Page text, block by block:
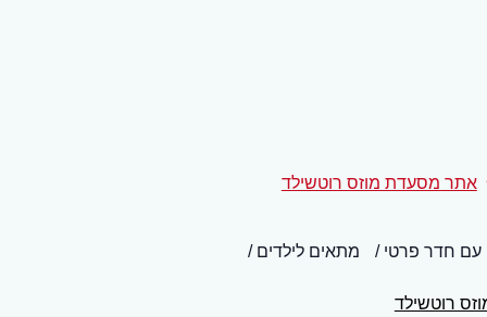
אתר מסעדת מוזס רוטשילד
חדר פרטי מתאים לילדים
רוטשילד